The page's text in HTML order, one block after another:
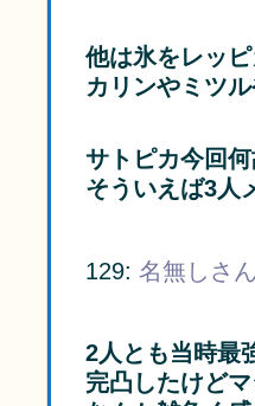
他は氷をレッ
カリンやミツ
サトピカ今回
そういえば3人
129: 名無しさん
2人とも当時最
完凸したけど